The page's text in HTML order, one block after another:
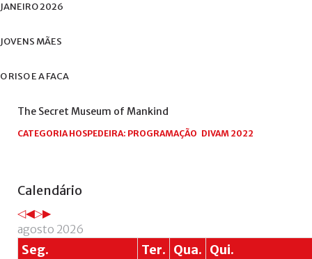
JANEIRO2026
JOVENS MÃES
ORISOEAFACA
The Secret Museum of Mankind
CATEGORIA HOSPEDEIRA: PROGRAMAÇÃO DIVAM 2022
Calendário
AnoMês
Próximo
Próximo
agosto 2026
Seg. Ter. Qua. Qui.